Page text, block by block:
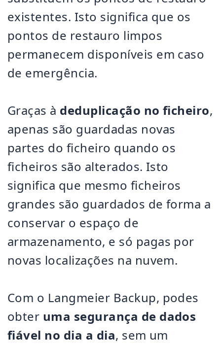
existentes. Isto significa que os
pontos de restauro limpos
permanecem disponíveis em caso
de emergência.
Graças à deduplicação no ficheiro,
apenas são guardadas novas
partes do ficheiro quando os
ficheiros são alterados. Isto
significa que mesmo ficheiros
grandes são guardados de forma a
conservar o espaço de
armazenamento, e só pagas por
novas localizações na nuvem.
Com o Langmeier Backup, podes
obter uma segurança de dados
fiável no dia a dia, sem um